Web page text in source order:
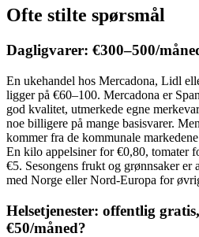
Ofte stilte spørsmål
Dagligvarer: €300–500/
En ukehandel hos Mercadona, Lidl
ligger på €60–100. Mercadona er
god kvalitet, utmerkede egne
noe billigere på mange basisvarer.
kommer fra de kommunale
En kilo appelsiner for €0,80, tomater
€5. Sesongens frukt og grønnsaker er
med Norge eller Nord-Europa for
Helsetjenester: offentlig
€50/måned?